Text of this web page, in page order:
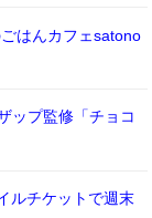
はんカフェsatono
ップ監修「チョコ
ルチケットで週末